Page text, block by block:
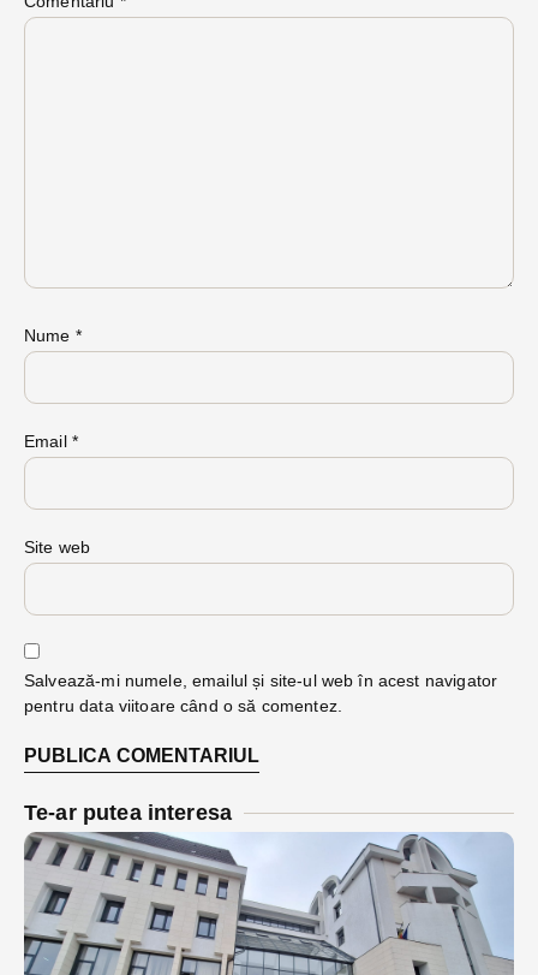
Nume *
Email *
Site web
Salvează-mi numele, emailul și site-ul web în acest navigator
pentru data viitoare când o să comentez.
Te-ar putea interesa